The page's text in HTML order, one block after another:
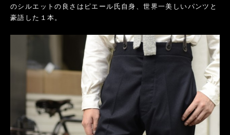
のシルエットの良さはピエール氏自身、世界一美しいパンツと
豪語した１本。